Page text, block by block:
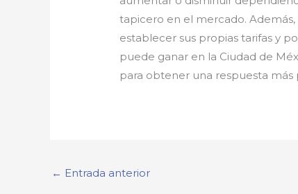
tapicero en el mercado.
establecer sus propias tarifas y
puede ganar en la Ciudad de
para obtener una respuesta más
← Entrada anterior